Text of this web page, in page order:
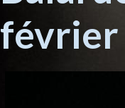
février